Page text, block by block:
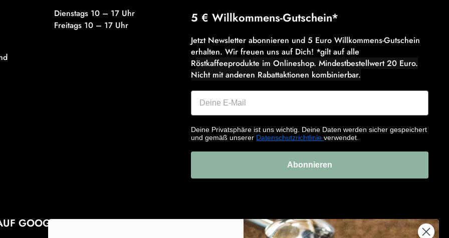
Dienstags 10 – 17 Uhr
Freitags 10 – 17 Uhr
5 € Willkommens-Gutschein*
Jetzt Newsletter abonnieren und 5 Euro Willkommens-Gutschein
erhalten. Wir freuen uns auf Dich! *gilt auf alle
Röstkaffeeprodukte im Onlineshop. Mindestbestellwert 20 Euro.
Nicht mit anderen Rabattaktionen kombinierbar.
Deine Privatsphäre ist uns wichtig. Deine Daten werden sicher gespeichert
und gemäß unserer Datenschutzrichtlinieverwendet.
Abonnieren
GOOGLE